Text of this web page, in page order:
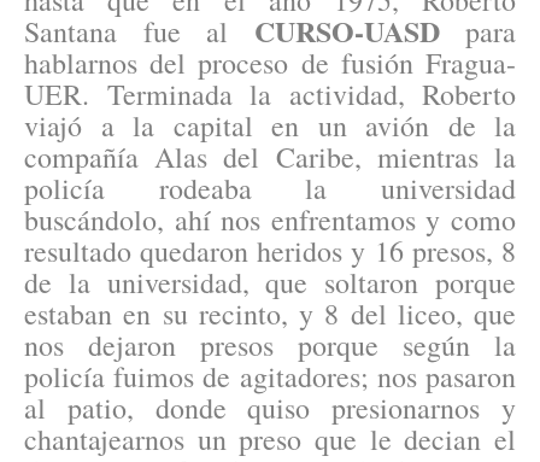
Santana fue al CURSO-UASDpara
hablarnos del proceso de fusión Fragua-
UER. Terminada la actividad, Roberto
viajó a la capital en un avión de la
compañía Alas del Caribe, mientras la
policía rodeaba la universidad
buscándolo, ahí nos enfrentamos y como
resultado quedaron heridos y 16 presos, 8
de la universidad, que soltaron porque
estaban en su recinto, y 8 del liceo, que
nos dejaron presos porque según la
policía fuimos de agitadores; nos pasaron
al patio, donde quiso presionarnos y
chantajearnos un preso que le decian el